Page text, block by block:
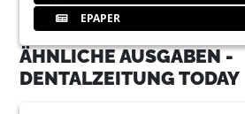
EPAPER
ÄHNLICHE AUSGABEN -
DENTALZEITUNG TODAY